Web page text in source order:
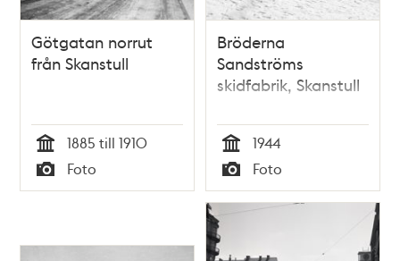
Götgatan norrut
från Skanstull
Tid
1885 till 1910
Typ
Foto
Bröderna
Sandströms
skidfabrik, Skanstull
Tid
1944
Typ
Foto